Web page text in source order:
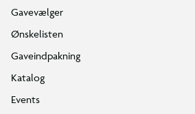
Gavevælger
Ønskelisten
Gaveindpakning
Katalog
Events